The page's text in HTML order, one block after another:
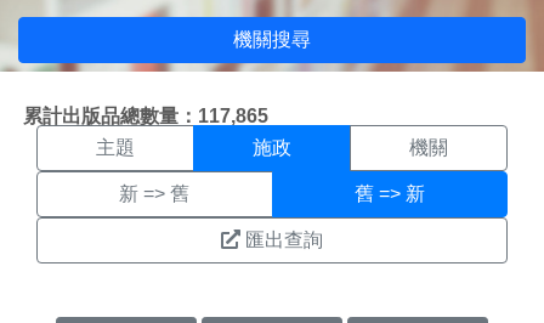
機關搜尋
累計出版品總數量：117,865
施政搜尋結果頁面
主題 施政 機關
新 => 舊 舊 => 新
匯出查詢